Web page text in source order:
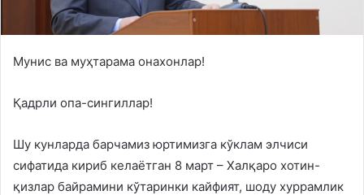
Мунис ва муҳтарама онахонлар!
Қадрли опа-сингиллар!
Шу кунларда барчамиз юртимизга кўклам элчиси
сифатида кириб келаётган 8 март – Халқаро хотин-
қизлар байрамини кўтаринки кайфият, шоду хуррамлик